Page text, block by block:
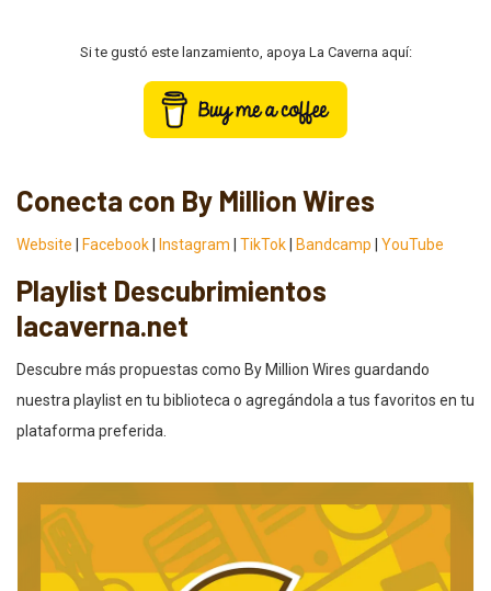
Si te gustó este lanzamiento, apoya La Caverna aquí:
Conecta con By Million Wires
Website Facebook Instagram TikTok Bandcamp YouTube
Playlist Descubrimientos
lacaverna.net
Descubre más propuestas como By Million Wires guardando
nuestra playlist en tu biblioteca o agregándola a tus favoritos en tu
plataforma preferida.